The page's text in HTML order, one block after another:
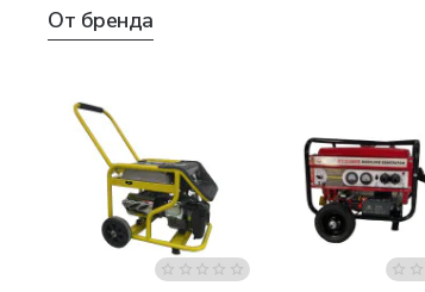
От бренда